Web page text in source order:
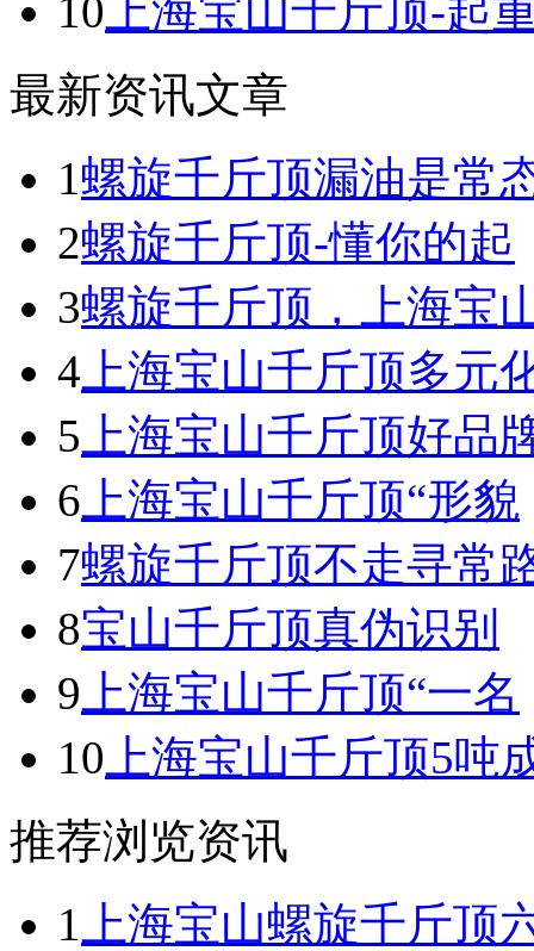
10 上海宝山千斤顶-起
最新资讯文章
1螺旋千斤顶漏油是常
2螺旋千斤顶-懂你的起
3螺旋千斤顶，上海宝
4 上海宝山千斤顶多元
5 上海宝山千斤顶好品
6 上海宝山千斤顶“形貌
7螺旋千斤顶不走寻常
8宝山千斤顶真伪识别
9 上海宝山千斤顶“一名
10 上海宝山千斤顶5吨
推荐浏览资讯
1 上海宝山螺旋千斤顶